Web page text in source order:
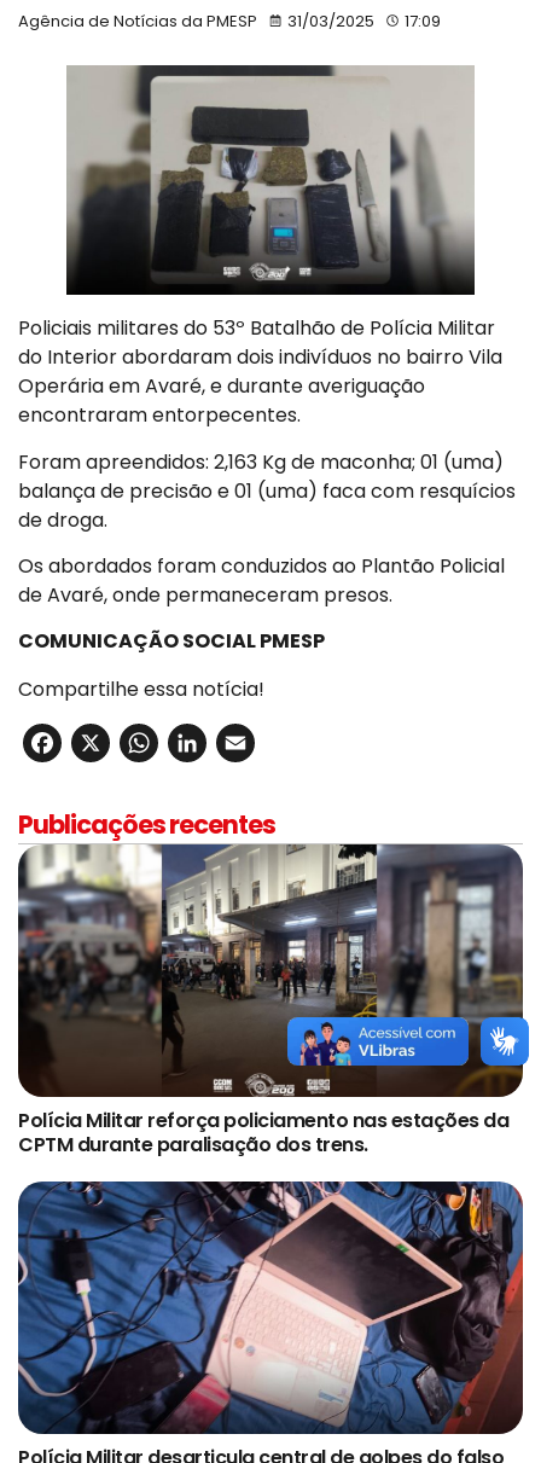
Agência de Notícias da PMESP 31/03/2025 17:09
Policiais militares do 53º Batalhão de Polícia Militar
do Interior abordaram dois indivíduos no bairro Vila
Operária em Avaré, e durante averiguação
encontraram entorpecentes.
Foram apreendidos: 2,163 Kg de maconha; 01 (uma)
balança de precisão e 01 (uma) faca com resquícios
de droga.
Os abordados foram conduzidos ao Plantão Policial
de Avaré, onde permaneceram presos.
COMUNICAÇÃO SOCIAL PMESP
Compartilhe essa notícia!
Facebook
X WhatsApp
LinkedIn
Publicações recentes
Polícia Militar reforça policiamento nas estações da
CPTM durante paralisação dos trens.